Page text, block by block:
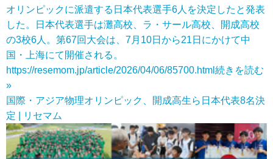
オリンピックに派遣する日本代表選手6人を決定したと発表
した。日本代表選手は灘高校、ラ・サール高校、開成高校
の3校6人。第67回大会は、7月10日から21日にかけて中
国・上海にて開催される。
https://resemom.jp/article/2026/04/06/85700.html 続きを読む
»
国際・アジア物理オリンピック、開成高生ら日本代表8名決
定 | リセマム